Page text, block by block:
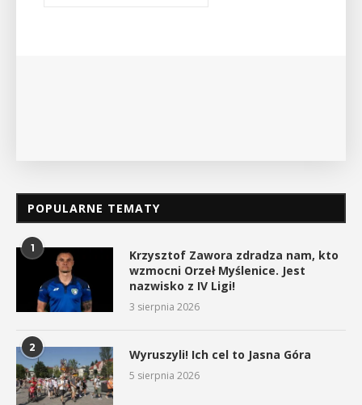
POPULARNE TEMATY
1
Krzysztof Zawora zdradza nam, kto
wzmocni Orzeł Myślenice. Jest
nazwisko z IV Ligi!
3 sierpnia 2026
2 Wyruszyli! Ich cel to Jasna Góra
5 sierpnia 2026